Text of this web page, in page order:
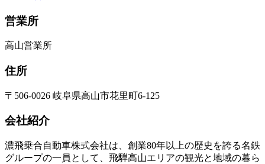
営業所
高山営業所
住所
〒506-0026 岐阜県高山市花里町6-125
会社紹介
濃飛乗合自動車株式会社は、創業80年以上の歴史を誇る名鉄
グループの一員として、飛騨高山エリアの観光と地域の暮ら